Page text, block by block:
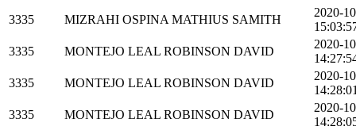
3335
MIZRAHI OSPINA MATHIUS SAMITH
2020-
3335
MONTEJO LEAL ROBINSON DAVID
2020-
3335
MONTEJO LEAL ROBINSON DAVID
2020-
3335
MONTEJO LEAL ROBINSON DAVID
2020-